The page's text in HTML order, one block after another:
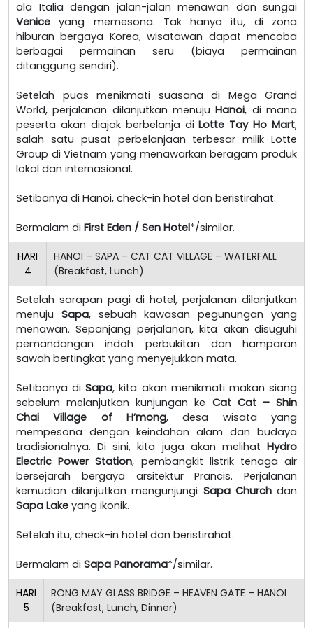
ala Italia dengan jalan-jalan menawan dan sungai
Venice yang memesona. Tak hanya itu, di zona
hiburan bergaya Korea, wisatawan dapat mencoba
berbagai permainan seru (biaya permainan
ditanggung sendiri).
Setelah puas menikmati suasana di Mega Grand
World, perjalanan dilanjutkan menujuHanoi, di mana
peserta akan diajak berbelanja diLotte Tay Ho Mart,
salah satu pusat perbelanjaan terbesar milik Lotte
Group di Vietnam yang menawarkan beragam produk
lokal dan internasional.
Setibanya di Hanoi, check-in hotel dan beristirahat.
Bermalam di First Eden / Sen Hotel*/similar.
HARI
4
HANOI – SAPA – CAT CAT VILLAGE – WATERFALL
(Breakfast, Lunch)
Setelah sarapan pagi di hotel, perjalanan dilanjutkan
menuju Sapa, sebuah kawasan pegunungan yang
menawan. Sepanjang perjalanan, kita akan disuguhi
pemandangan indah perbukitan dan hamparan
sawah bertingkat yang menyejukkan mata.
Setibanya diSapa, kita akan menikmati makan siang
sebelum melanjutkan kunjungan ke Cat Cat – Shin
Chai Village of H’mong, desa wisata yang
mempesona dengan keindahan alam dan budaya
tradisionalnya. Di sini, kita juga akan melihat Hydro
Electric Power Station, pembangkit listrik tenaga air
bersejarah bergaya arsitektur Prancis. Perjalanan
kemudian dilanjutkan mengunjungi Sapa Churchdan
Sapa Lake yang ikonik.
Setelah itu, check-in hotel dan beristirahat.
Bermalam di Sapa Panorama*/similar.
HARI
5
RONG MAY GLASS BRIDGE – HEAVEN GATE – HANOI
(Breakfast, Lunch, Dinner)